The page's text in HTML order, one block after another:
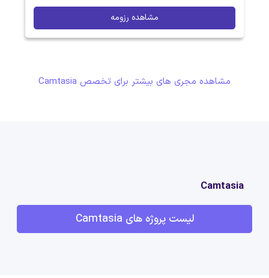
مشاهده رزومه
مشاهده مجری های بیشتر برای تخصص Camtasia
Camtasia
لیست پروژه های Camtasia